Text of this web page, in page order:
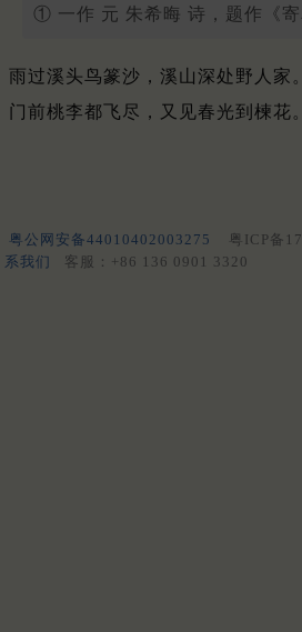
① 一作 元 朱希晦 诗，题作《寄
雨过溪头鸟篆沙，溪山深处野人家。
门前桃李都飞尽，又见春光到楝花。
粤公网安备44010402003275 粤ICP备
系我们
客服：+86 136 0901 3320